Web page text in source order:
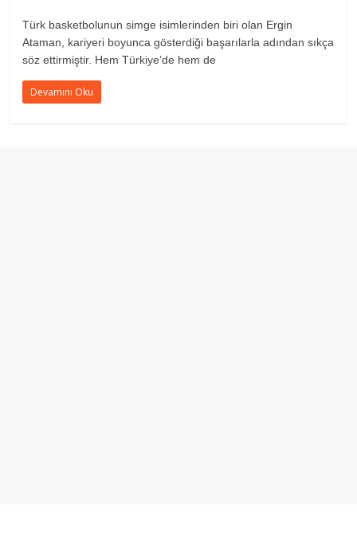
Türk basketbolunun simge isimlerinden biri olan Ergin
Ataman, kariyeri boyunca gösterdiği başarılarla adından sıkça
söz ettirmiştir. Hem Türkiye’de hem de
Devamını Oku